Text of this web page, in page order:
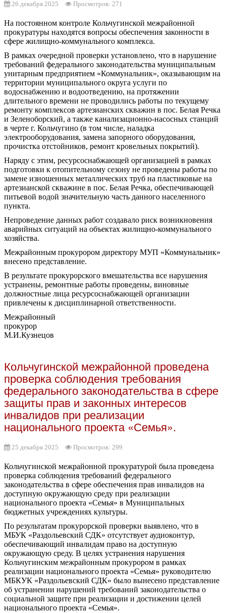
26 декабря 2025 Просмотров: 271
На постоянном контроле Кольчугинской межрайонной
прокуратуры находятся вопросы обеспечения законности в
сфере жилищно-коммунального комплекса.
В рамках очередной проверки установлено, что в нарушение
требований федерального законодательства муниципальным
унитарным предприятием «Коммунальник», оказывающим на
территории муниципального округа услуги по
водоснабжению и водоотведению, на протяжении
длительного времени не проводились работы по текущему
ремонту комплексов артезианских скважин в пос. Белая Речка
и Зеленоборский, а также канализационно-насосных станций
в черте г. Кольчугино (в том числе, наладка
электрооборудования, замена запорного оборудования,
прочистка отстойников, ремонт кровельных покрытий).
Наряду с этим, ресурсоснабжающей организацией в рамках
подготовки к отопительному сезону не проведены работы по
замене изношенных металлических труб на пластиковые на
артезианской скважине в пос. Белая Речка, обеспечивающей
питьевой водой значительную часть данного населенного
пункта.
Непроведение данных работ создавало риск возникновения
аварийных ситуаций на объектах жилищно-коммунального
хозяйства.
Межрайонным прокурором директору МУП «Коммунальник»
внесено представление.
В результате прокурорского вмешательства все нарушения
устранены, ремонтные работы проведены, виновные
должностные лица ресурсоснабжающей организации
привлечены к дисциплинарной ответственности.
Межрайонный
прокурор
М.И.Кузнецов
Кольчугинской межрайонной проведена
проверка соблюдения требования
федерального законодательства в сфере
защиты прав и законных интересов
инвалидов при реализации
национального проекта «Семья».
25 декабря 2025 Просмотров: 299
Кольчугинской межрайонной прокуратурой была проведена
проверка соблюдения требований федерального
законодательства в сфере обеспечения прав инвалидов на
доступную окружающую среду при реализации
национального проекта «Семья» в Муниципальных
бюджетных учреждениях культуры.
По результатам прокурорской проверки выявлено, что в
МБУК «Раздольевский СДК» отсутствует аудиоконтур,
обеспечивающий инвалидам право на доступную
окружающую среду. В целях устранения нарушения
Кольчугинским межрайонным прокурором в рамках
реализации национального проекта «Семья» руководителю
МБКУК «Раздольевский СДК» было вынесено представление
об устранении нарушений требований законодательства о
социальной защите при реализации и достижении целей
национального проекта «Семья».